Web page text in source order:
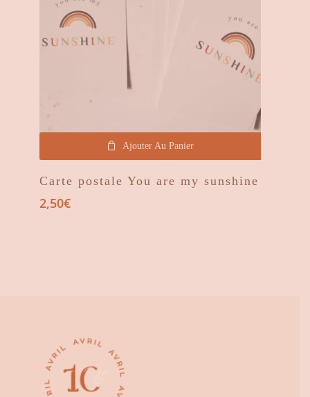
Ajouter Au Panier
Carte postale You are my sunshine
2,50€